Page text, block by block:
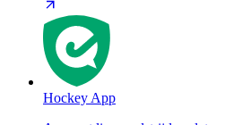
Hockey App